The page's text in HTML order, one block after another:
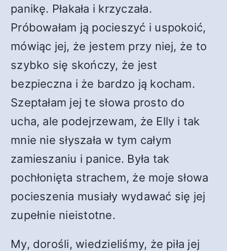
panikę. Płakała i krzyczała.
Próbowałam ją pocieszyć i uspokoić,
mówiąc jej, że jestem przy niej, że to
szybko się skończy, że jest
bezpieczna i że bardzo ją kocham.
Szeptałam jej te słowa prosto do
ucha, ale podejrzewam, że Elly i tak
mnie nie słyszała w tym całym
zamieszaniu i panice. Była tak
pochłonięta strachem, że moje słowa
pocieszenia musiały wydawać się jej
zupełnie nieistotne.
My, dorośli, wiedzieliśmy, że piła jej